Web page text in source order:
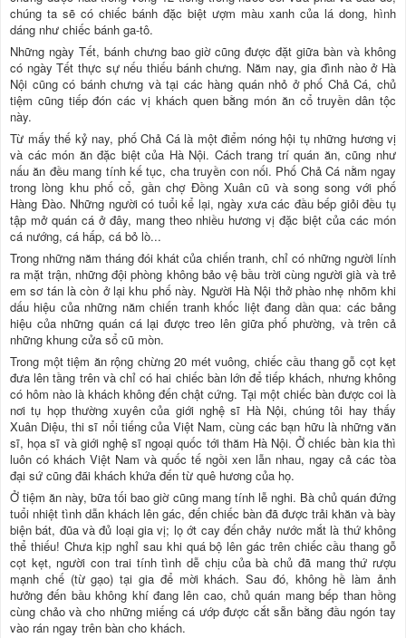
chúng ta sẽ có chiếc bánh đặc biệt ượm màu xanh của lá dong, hình
dáng như chiếc bánh ga-tô.
Những ngày Tết, bánh chưng bao giờ cũng được đặt giữa bàn và không
có ngày Tết thực sự nếu thiếu bánh chưng. Năm nay, gia đình nào ở Hà
Nội cũng có bánh chưng và tại các hàng quán nhỏ ở phố Chả Cá, chủ
tiệm cũng tiếp đón các vị khách quen bằng món ăn cổ truyền dân tộc
này.
Từ mấy thế kỷ nay, phố Chả Cá là một điểm nóng hội tụ những hương vị
và các món ăn đặc biệt của Hà Nội. Cách trang trí quán ăn, cũng như
nấu ăn đều mang tính kế tục, cha truyền con nối. Phố Chả Cá nằm ngay
trong lòng khu phố cổ, gần chợ Đồng Xuân cũ và song song với phố
Hàng Đào. Những người có tuổi kể lại, ngày xưa các đầu bếp giỏi đều tụ
tập mở quán cá ở đây, mang theo nhiều hương vị đặc biệt của các món
cá nướng, cá hấp, cá bỏ lò...
Trong những năm tháng đói khát của chiến tranh, chỉ có những người lính
ra mặt trận, những đội phòng không bảo vệ bầu trời cùng người già và trẻ
em sơ tán là còn ở lại khu phố này. Người Hà Nội thở phào nhẹ nhõm khi
dấu hiệu của những năm chiến tranh khốc liệt đang dần qua: các bảng
hiệu của những quán cá lại được treo lên giữa phố phường, và trên cả
những khung cửa sổ cũ mòn.
Trong một tiệm ăn rộng chừng 20 mét vuông, chiếc cầu thang gỗ cọt kẹt
đưa lên tầng trên và chỉ có hai chiếc bàn lớn để tiếp khách, nhưng không
có hôm nào là khách không đến chật cứng. Tại một chiếc bàn được coi là
nơi tụ họp thường xuyên của giới nghệ sĩ Hà Nội, chúng tôi hay thấy
Xuân Diệu, thi sĩ nổi tiếng của Việt Nam, cùng các bạn hữu là những văn
sĩ, họa sĩ và giới nghệ sĩ ngoại quốc tới thăm Hà Nội. Ở chiếc bàn kia thì
luôn có khách Việt Nam và quốc tế ngồi xen lẫn nhau, ngay cả các tòa
đại sứ cũng đãi khách khứa đến từ quê hương của họ.
Ở tiệm ăn này, bữa tối bao giờ cũng mang tính lễ nghi. Bà chủ quán đứng
tuổi nhiệt tình dẫn khách lên gác, đến chiếc bàn đã được trải khăn và bày
biện bát, đũa và đủ loại gia vị; lọ ớt cay đến chảy nước mắt là thứ không
thể thiếu! Chưa kịp nghỉ sau khi quá bộ lên gác trên chiếc cầu thang gỗ
cọt kẹt, người con trai tính tình dễ chịu của bà chủ đã mang thứ rượu
mạnh chế (từ gạo) tại gia để mời khách. Sau đó, không hề làm ảnh
hưởng đến bầu không khí đang lên cao, chủ quán mang bếp than hồng
cùng chảo và cho những miếng cá ướp được cắt sẵn bằng đầu ngón tay
vào rán ngay trên bàn cho khách.